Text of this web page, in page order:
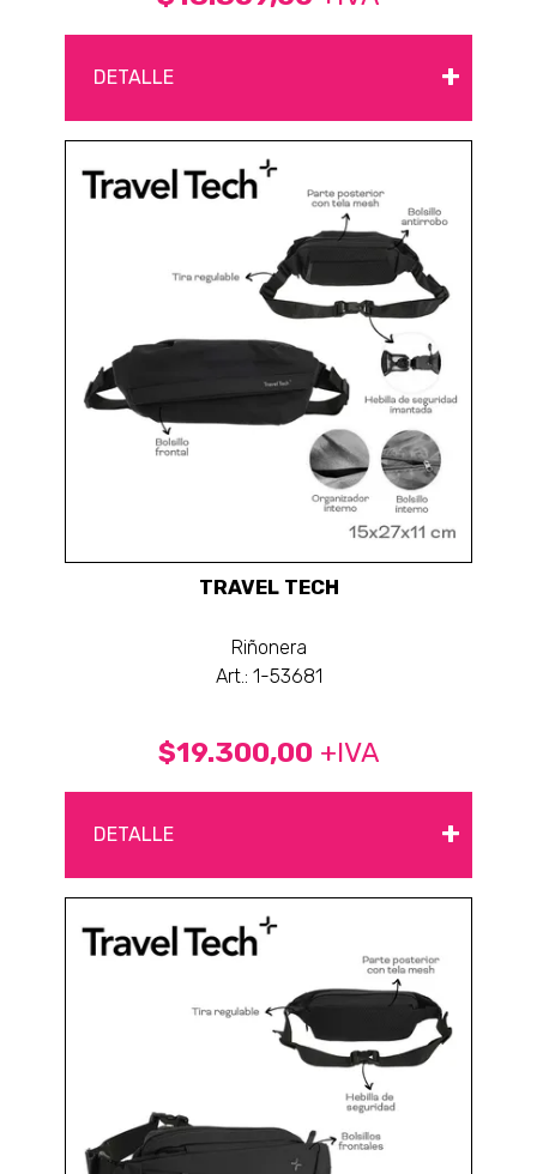
DETALLE +
TRAVEL TECH
Riñonera
Art.: 1-53681
$19.300,00 +IVA
DETALLE +